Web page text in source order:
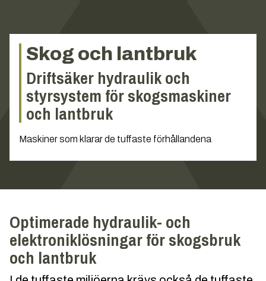
Skog och lantbruk
Driftsäker hydraulik och
styrsystem för skogsmaskiner
och lantbruk
Maskiner som klarar de tuffaste förhållandena
Optimerade hydraulik- och
elektroniklösningar för skogsbruk
och lantbruk